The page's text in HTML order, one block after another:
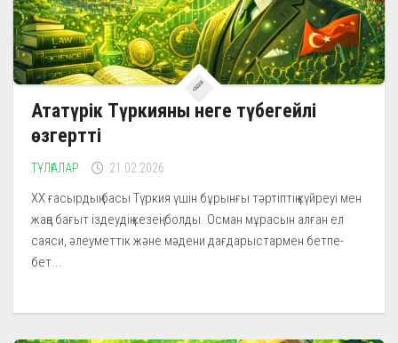
Ататүрік Түркияны неге түбегейлі
өзгертті
ТҰЛҒАЛАР 21.02.2026
XX ғасырдың басы Түркия үшін бұрынғы тәртіптің күйреуі мен
жаңа бағыт іздеудің кезеңі болды. Осман мұрасын алған ел
саяси, әлеуметтік және мәдени дағдарыстармен бетпе-
бет...